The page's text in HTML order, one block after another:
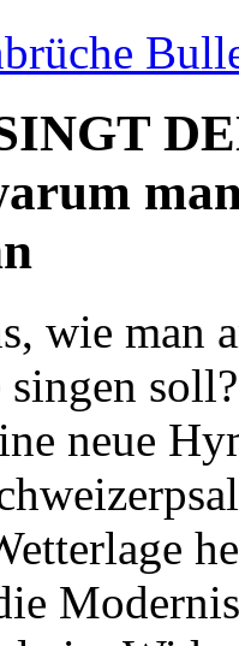
wie man
neue